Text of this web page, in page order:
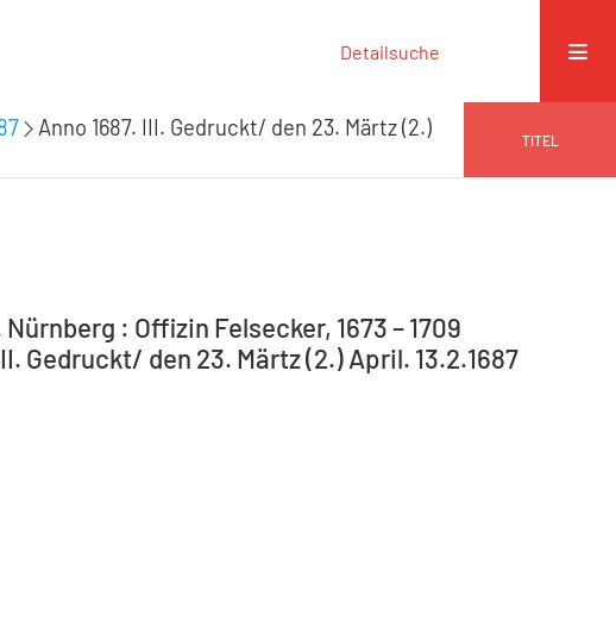
Detailsuche
Anno 1687. III. Gedruckt/ den 23. Märtz (2.)
TITEL
: Offizin Felsecker, 1673 – 1709
Gedruckt/ den 23. Märtz (2.) April. 13.2.1687